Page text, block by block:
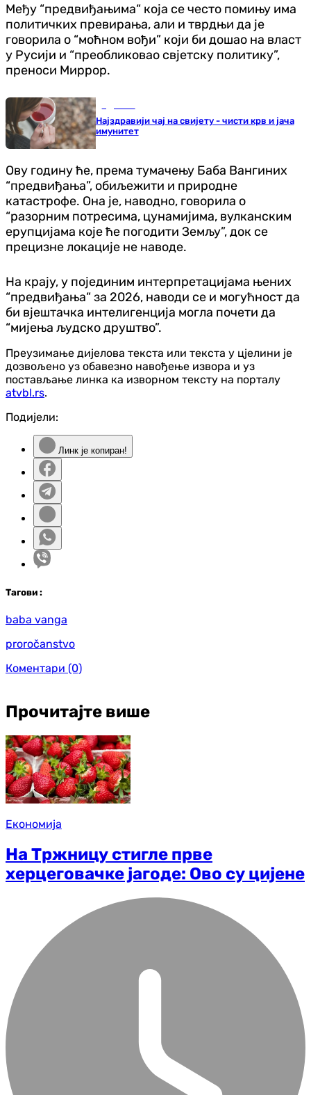
Међу “предвиђањима“ која се често помињу има
политичких превирања, али и тврдњи да је
говорила о “моћном вођи” који би дошао на власт
у Русији и “преобликовао свјетску политику”,
преноси Миррор.
Најздравији чај на свијету - чисти крв и јача
имунитет
Ову годину ће, према тумачењу Баба Вангиних
“предвиђања”, обиљежити и природне
катастрофе. Она је, наводно, говорила о
“разорним потресима, цунамијима, вулканским
ерупцијама које ће погодити Земљу”, док се
прецизне локације не наводе.
На крају, у појединим интерпретацијама њених
“предвиђања“ за 2026, наводи се и могућност да
би вјештачка интелигенција могла почети да
“мијења људско друштво”.
Преузимање дијелова текста или текста у цјелини је
дозвољено уз обавезно навођење извора и уз
постављање линка ка изворном тексту на порталу
atvbl.rs.
Подијели:
Линк је копиран!
Тагови :
baba vanga
proročanstvo
Коментари (0)
Прочитајте више
Економија
На Тржницу стигле прве
херцеговачке јагоде: Ово су цијене